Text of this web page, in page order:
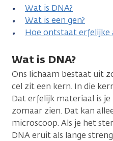
Wat is DNA?
Wat is een gen?
Hoe ontstaat erfelijke
Wat is DNA?
Ons lichaam bestaat uit
cel zit een kern. In die
Dat erfelijk materiaal is
zomaar zien. Dat kan
microscoop. Als je het
DNA eruit als lange